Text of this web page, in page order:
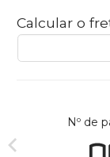
Calcular o
Nº de